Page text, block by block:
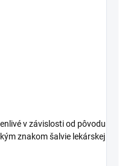
v závislosti od pôvodu
znakom šalvie lekárskej